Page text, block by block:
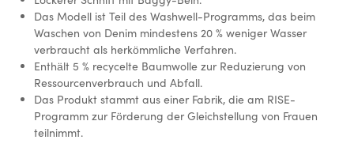
Das Modell ist Teil des Washwell-Programms, das beim
Waschen von Denim mindestens 20 % weniger Wasser
verbraucht als herkömmliche Verfahren.
Enthält 5 % recycelte Baumwolle zur Reduzierung von
Ressourcenverbrauch und Abfall.
Das Produkt stammt aus einer Fabrik, die am RISE-
Programm zur Förderung der Gleichstellung von Frauen
teilnimmt.